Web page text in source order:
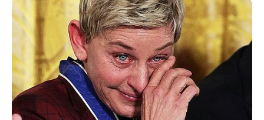
Posted
in
Friss hírek
FORDULAT A HATÓSÁGOKNÁL:
Megkezdődött az elszámoltatás!